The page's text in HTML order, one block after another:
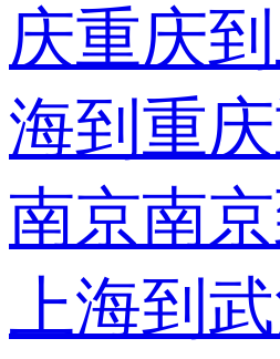
庆重庆
海到重庆
南京南
上海到